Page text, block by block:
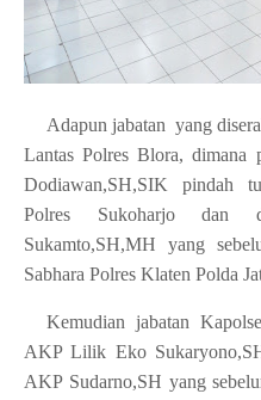
Adapun jabatan yang
Lantas Polres Blora, dimana
Dodiawan,SH,SIK pindah
Polres Sukoharjo dan
Sukamto,SH,MH yang
Sabhara Polres Klaten Polda
Kemudian jabatan
AKP Lilik Eko
AKP Sudarno,SH yang